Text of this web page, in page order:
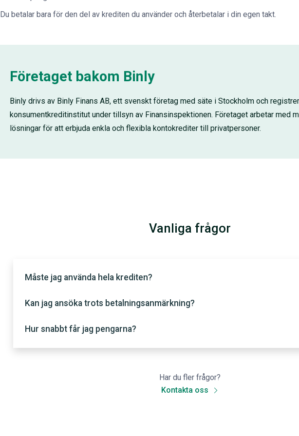
Du betalar bara för den del av krediten du använder och återbetalar i din egen takt.
Företaget bakom Binly
Binly drivs av Binly Finans AB, ett svenskt företag med säte i Stockholm och
konsumentkreditinstitut under tillsyn av Finansinspektionen. Företaget arbetar med
lösningar för att erbjuda enkla och flexibla kontokrediter till privatpersoner.
Vanliga frågor
Måste jag använda hela krediten?
Kan jag ansöka trots betalningsanmärkning?
Hur snabbt får jag pengarna?
Har du fler frågor?
Kontakta oss